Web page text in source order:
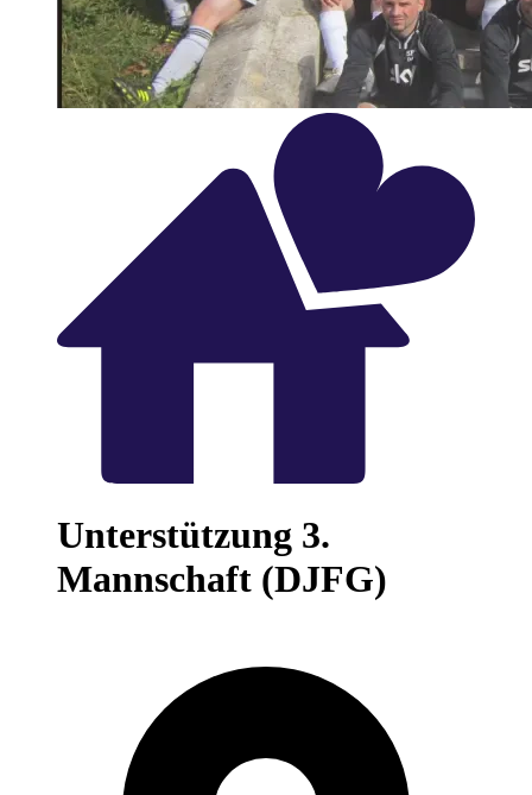
Unterstützung 3.
Mannschaft (DJFG)